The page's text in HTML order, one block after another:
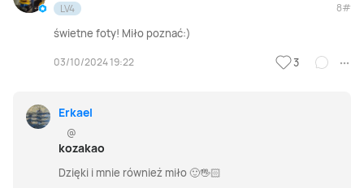
LV4 8#
świetne foty! Miło poznać:)
03/10/2024 19:22 3
Erkael
@
kozakao
Dzięki i mnie również miło 🙂🖐🏻